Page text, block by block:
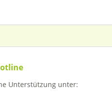
Unterstützung unter: